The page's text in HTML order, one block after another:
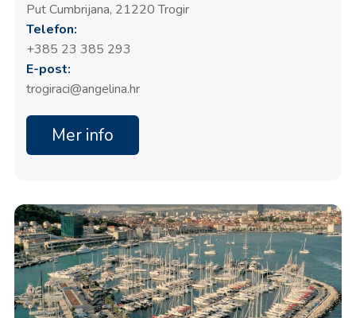
Put Cumbrijana, 21220 Trogir
Telefon:
+385 23 385 293
E-post:
trogiraci@angelina.hr
Mer info